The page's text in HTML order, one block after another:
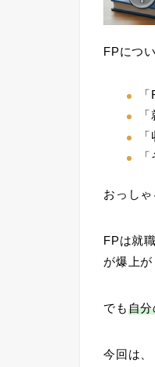
FPにつ
おっしゃ
FPは就
が爆上が
でも自
今回は